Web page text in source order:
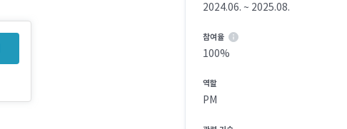
2024.06. ~ 2025.08.
참여율
100%
역할
PM